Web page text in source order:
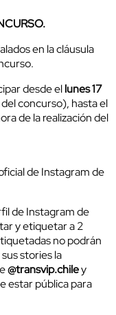
en la cláusula
desde ellunes 17
concurso), hasta el
de la realización del
de Instagram de
de Instagram de
y etiquetar a 2
no podrán
stories la
@transvip.chiley
estar pública para